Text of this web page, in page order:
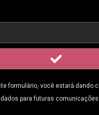
formulário, você estará dando
para futuras comunicações